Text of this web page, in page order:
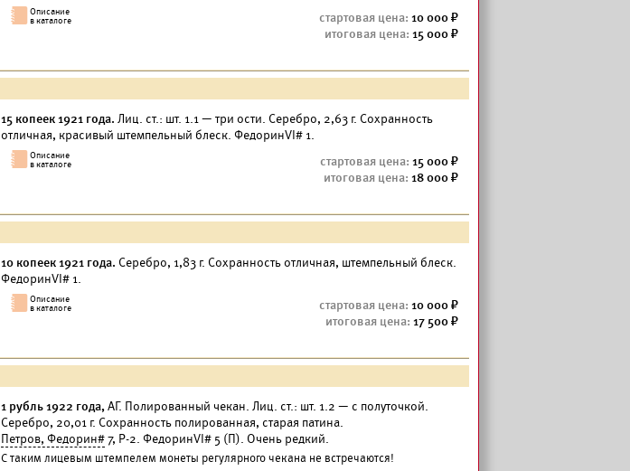
10 000
15 000
15 копеек 1921 года. Лиц. ст.: шт. 1.1 — три ости. Серебро, 2,63 г. Сохранность
отличная, красивый штемпельный блеск. ФедоринVI# 1.
15 000
18 000
10 копеек 1921 года. Серебро, 1,83 г. Сохранность отличная, штемпельный блеск.
ФедоринVI# 1.
10 000
17 500
1 рубль 1922 года,АГ. Полированный чекан. Лиц. ст.: шт. 1.2 — с полуточкой.
Серебро, 20,01 г. Сохранность полированная, старая патина.
Петров, Федорин#7, Р-2. ФедоринVI# 5 (П). Очень редкий.
С таким лицевым штемпелем монеты регулярного чекана не встречаются!